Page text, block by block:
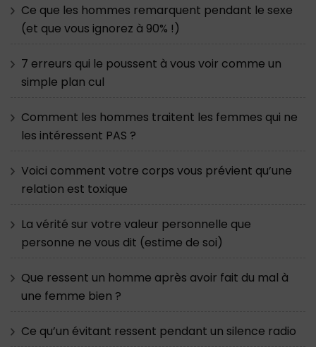
Ce que les hommes remarquent pendant le sexe
(et que vous ignorez à 90% !)
7 erreurs qui le poussent à vous voir comme un
simple plan cul
Comment les hommes traitent les femmes qui ne
les intéressent PAS ?
Voici comment votre corps vous prévient qu’une
relation est toxique
La vérité sur votre valeur personnelle que
personne ne vous dit (estime de soi)
Que ressent un homme après avoir fait du mal à
une femme bien ?
Ce qu’un évitant ressent pendant un silence radio